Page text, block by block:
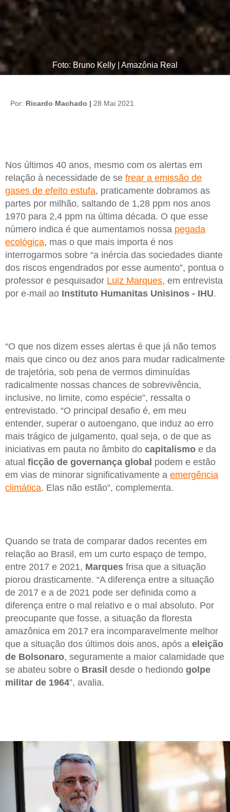
Foto: Bruno Kelly | Amazônia Real
Por: Ricardo Machado | 28 Mai 2021
Nos últimos 40 anos, mesmo com os alertas em
relação à necessidade de se frear a emissão de
gases de efeito estufa, praticamente dobramos as
partes por milhão, saltando de 1,28 ppm nos anos
1970 para 2,4 ppm na última década. O que esse
número indica é que aumentamos nossa pegada
ecológica, mas o que mais importa é nos
interrogarmos sobre “a inércia das sociedades diante
dos riscos engendrados por esse aumento”, pontua o
professor e pesquisador Luiz Marques, em entrevista
por e-mail ao Instituto Humanitas Unisinos - IHU.
“O que nos dizem esses alertas é que já não temos
mais que cinco ou dez anos para mudar radicalmente
de trajetória, sob pena de vermos diminuídas
radicalmente nossas chances de sobrevivência,
inclusive, no limite, como espécie”, ressalta o
entrevistado. “O principal desafio é, em meu
entender, superar o autoengano, que induz ao erro
mais trágico de julgamento, qual seja, o de que as
iniciativas em pauta no âmbito do capitalismo e da
atual ficção de governança global podem e estão
em vias de minorar significativamente a emergência
climática. Elas não estão”, complementa.
Quando se trata de comparar dados recentes em
relação ao Brasil, em um curto espaço de tempo,
entre 2017 e 2021, Marques frisa que a situação
piorou drasticamente. “A diferença entre a situação
de 2017 e a de 2021 pode ser definida como a
diferença entre o mal relativo e o mal absoluto. Por
preocupante que fosse, a situação da floresta
amazônica em 2017 era incomparavelmente melhor
que a situação dos últimos dois anos, após a eleição
de Bolsonaro, seguramente a maior calamidade que
se abateu sobre o Brasil desde o hediondo golpe
militar de 1964”, avalia.